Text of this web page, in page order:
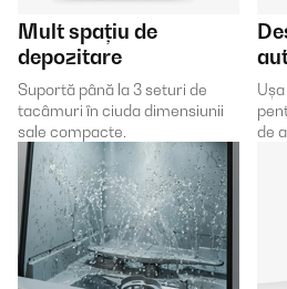
Mult spațiu de
depozitare
Suportă până la 3 seturi de
tacâmuri în ciuda dimensiunii
sale compacte.
de